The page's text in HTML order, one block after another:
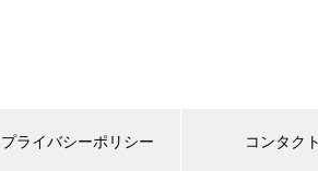
プライバシーポリシー コンタクト